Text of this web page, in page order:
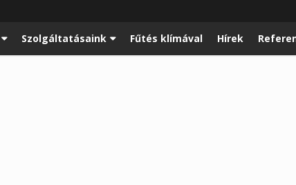
Szolgáltatásaink Fűtés klímával Hírek